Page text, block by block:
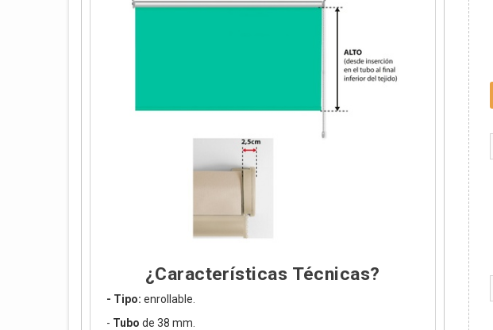
¿Características Técnicas?
- Tipo: enrollable.
- Tubo de 38 mm.